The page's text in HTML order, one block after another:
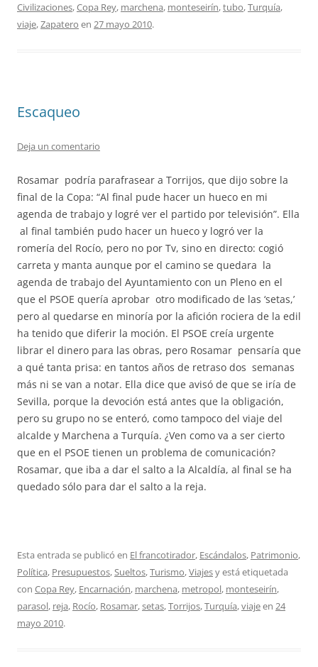
Civilizaciones,Copa Rey, marchena, monteseirín,tubo,Turquía,
viaje,Zapatero en 27 mayo 2010.
Escaqueo
Deja un comentario
Rosamar podría parafrasear a Torrijos, que dijo sobre la
final de la Copa: “Al final pude hacer un hueco en mi
agenda de trabajo y logré ver el partido por televisión”. Ella
al final también pudo hacer un hueco y logró ver la
romería del Rocío, pero no por Tv, sino en directo: cogió
carreta y manta aunque por el camino se quedara la
agenda de trabajo del Ayuntamiento con un Pleno en el
que el PSOE quería aprobar otro modificado de las ‘setas,’
pero al quedarse en minoría por la afición rociera de la edil
ha tenido que diferir la moción. El PSOE creía urgente
librar el dinero para las obras, pero Rosamar pensaría que
a qué tanta prisa: en tantos años de retraso dos semanas
más ni se van a notar. Ella dice que avisó de que se iría de
Sevilla, porque la devoción está antes que la obligación,
pero su grupo no se enteró, como tampoco del viaje del
alcalde y Marchena a Turquía. ¿Ven como va a ser cierto
que en el PSOE tienen un problema de comunicación?
Rosamar, que iba a dar el salto a la Alcaldía, al final se ha
quedado sólo para dar el salto a la reja.
Esta entrada se publicó en El francotirador, Escándalos, Patrimonio,
Política, Presupuestos,Sueltos,Turismo,Viajesy está etiquetada
con Copa Rey, Encarnación, marchena, metropol, monteseirín,
parasol, reja, Rocío, Rosamar,setas,Torrijos,Turquía,viajeen 24
mayo 2010.